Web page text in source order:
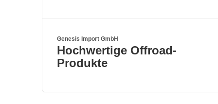
Genesis Import GmbH
Hochwertige Offroad-
Produkte